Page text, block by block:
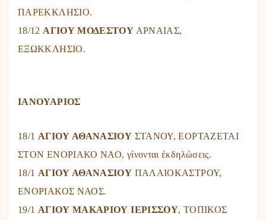
ΠΑΡΕΚΚΛΗΣΙΟ.
18/12 ΑΓΙΟΥ ΜΟΔΕΣΤΟΥ ΑΡΝΑΙΑΣ,
ΕΞΩΚΚΛΗΣΙΟ.
ΙΑΝΟΥΑΡΙΟΣ
18/1 ΑΓΙΟΥ ΑΘΑΝΑΣΙΟΥ ΣΤΑΝΟΥ, ΕΟΡΤΑΖΕΤΑΙ
ΣΤΟΝ ΕΝΟΡΙΑΚΟ ΝΑΟ, γίνονται ἐκδηλώσεις.
18/1 ΑΓΙΟΥ ΑΘΑΝΑΣΙΟΥ ΠΑΛΑΙΟΚΑΣΤΡΟΥ,
ΕΝΟΡΙΑΚΟΣ ΝΑΟΣ.
19/1 ΑΓΙΟΥ ΜΑΚΑΡΙΟΥ ΙΕΡΙΣΣΟΥ, ΤΟΠΙΚΟΣ